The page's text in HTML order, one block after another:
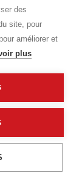
des
site, pour
améliorer et
plus